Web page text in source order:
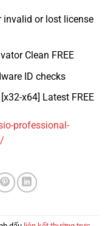
invalid or lost license
Clean FREE
ID checks
x64] Latest FREE
professional-